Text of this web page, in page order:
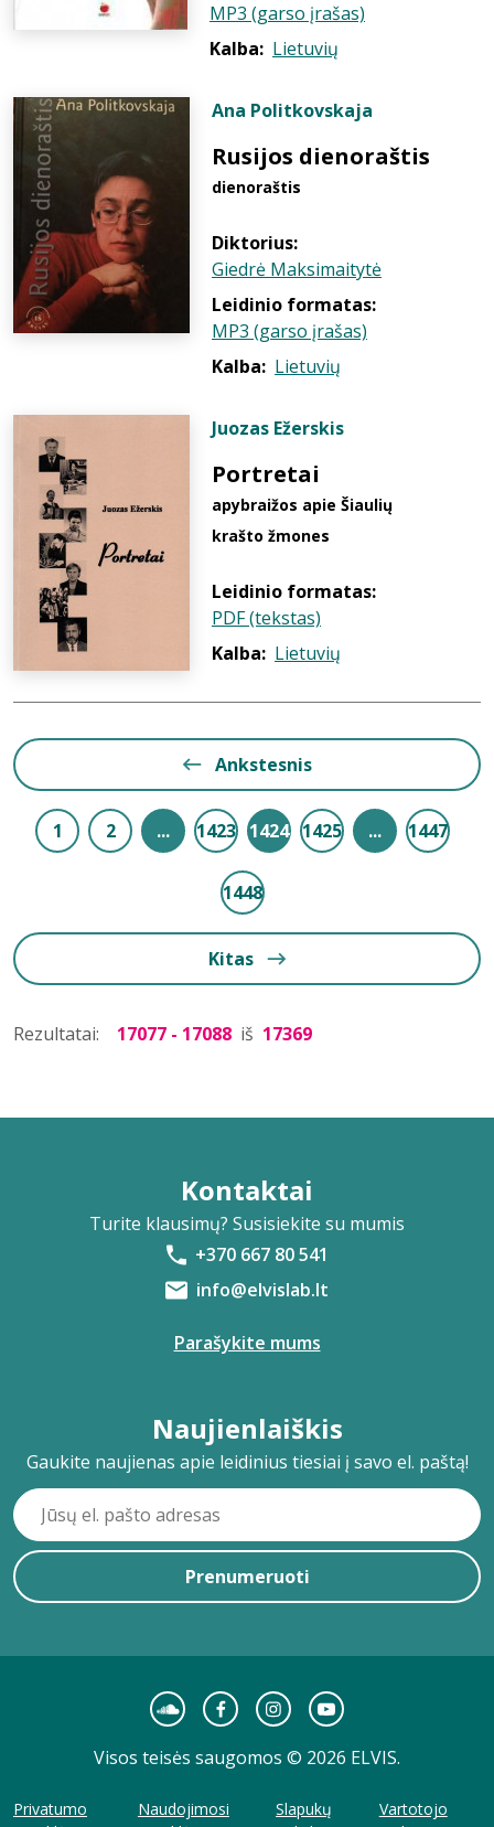
MP3 (garso įrašas)
Kalba: Lietuvių
Ana Politkovskaja
Rusijos dienoraštis
dienoraštis
Diktorius:
Giedrė Maksimaitytė
Leidinio formatas:
MP3 (garso įrašas)
Kalba: Lietuvių
Juozas Ežerskis
Portretai
apybraižos apie Šiaulių
krašto žmones
Leidinio formatas:
PDF (tekstas)
Kalba: Lietuvių
Ankstesnis
1 2 ... 1423 1424 1425 ... 1447
1448
Kitas
Rezultatai: 17077 - 17088 iš 17369
Kontaktai
Turite klausimų? Susisiekite su mumis
+370 667 80 541
info@elvislab.lt
Parašykite mums
Naujienlaiškis
Gaukite naujienas apie leidinius tiesiai į savo el. paštą!
Prenumeruoti
Visos teisės saugomos © 2026 ELVIS.
Privatumo
Naudojimosi
Slapukų
Vartotojo